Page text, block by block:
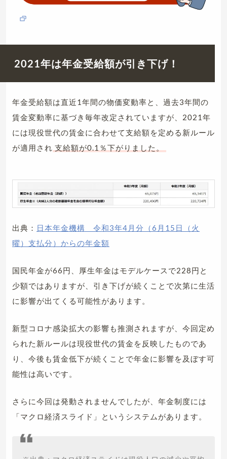
2021年は年金受給額が引き下げ！
年金受給額は直近1年間の物価変動率と、過去3年間の
賃金変動率に基づき毎年改定されていますが、2021年
には現役世代の賃金に合わせて支給額を定める新ルール
が適用され 支給額が0.1％下がりました。
出典： 日本年金機構 令和3年4月分（6月15日（火
曜）支払分）からの年金額
国民年金が66円、厚生年金はモデルケースで228円と
少額ではありますが、引き下げが続くことで次第に生活
に影響が出てくる可能性があります。
新型コロナ感染拡大の影響も推測されますが、今回定め
られた新ルールは現役世代の賃金を反映したものであ
り、今後も賃金低下が続くことで年金に影響を及ぼす可
能性は高いです。
さらに今回は発動されませんでしたが、年金制度には
「マクロ経済スライド」というシステムがあります。